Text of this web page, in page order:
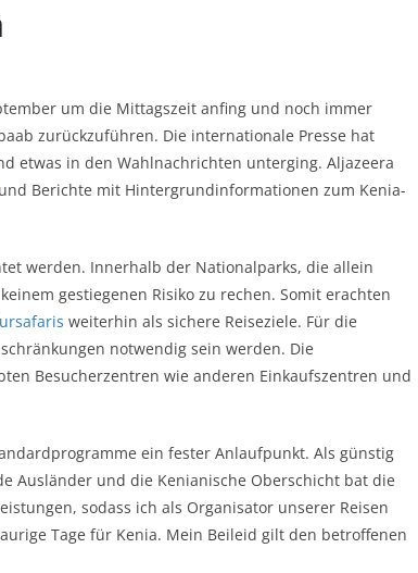
um die Mittagszeit anfing und noch immer
zurückzuführen. Die internationale Presse hat
etwas in den Wahlnachrichten unterging. Aljazeera
und Berichte mit Hintergrundinformationen zum Kenia-
werden. Innerhalb der Nationalparks, die allein
gestiegenen Risiko zu rechen. Somit erachten
weiterhin als sichere Reiseziele. Für die
notwendig sein werden. Die
Besucherzentren wie anderen Einkaufszentren und
ein fester Anlaufpunkt. Als günstig
Ausländer und die Kenianische Oberschicht bat die
sodass ich als Organisator unserer Reisen
Tage für Kenia. Mein Beileid gilt den betroffenen